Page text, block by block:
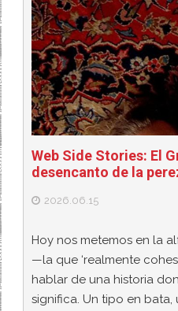
Web Side Stories: El
desencanto de la
2026.06.15
Hoy nos metemos en la
—la que ‘realmente
hablar de una historia
significa. Un tipo en bata,